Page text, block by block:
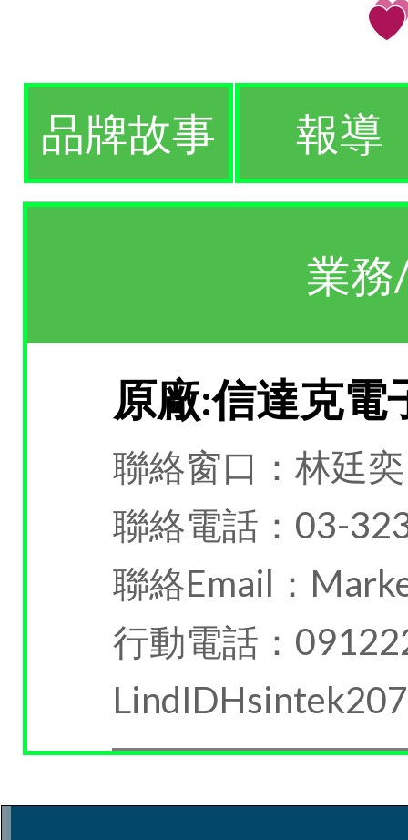
品牌故事 報導
業務
原廠:信達克電
聯絡窗口：林廷奕
聯絡電話：03-
聯絡Email：
行動電話：
LindIDHsintek207